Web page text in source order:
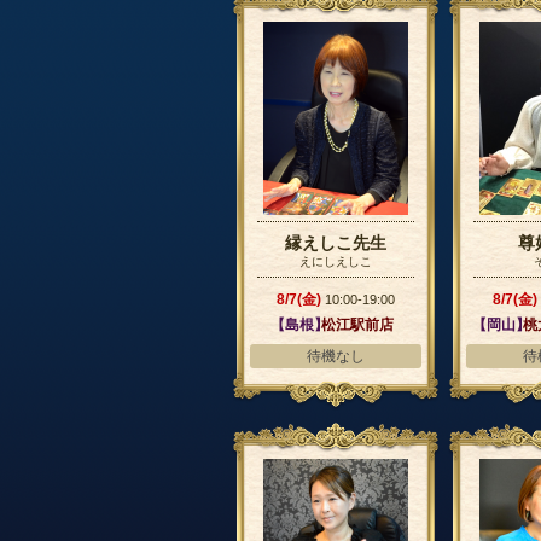
縁えしこ先生
えにしえしこ
8/7(金) 10:00-19:00
【島根】松江駅前店
待機なし
尊
8/7(金)
【岡山】桃
待